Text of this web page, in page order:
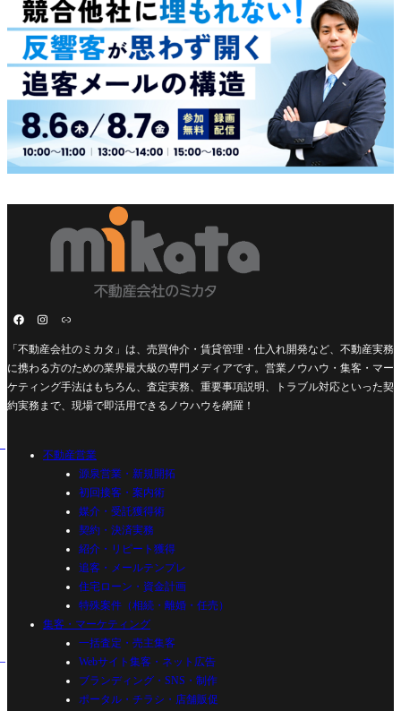
「不動産会社のミカタ」は、売買仲介・賃貸管理・仕入れ開発など、不動産実務
に携わる方のための業界最大級の専門メディアです。営業ノウハウ・集客・マー
ケティング手法はもちろん、査定実務、重要事項説明、トラブル対応といった契
約実務まで、現場で即活用できるノウハウを網羅！
不動産営業
源泉営業・新規開拓
初回接客・案内術
媒介・受託獲得術
契約・決済実務
紹介・リピート獲得
追客・メールテンプレ
住宅ローン・資金計画
特殊案件（相続・離婚・任売）
集客・マーケティング
一括査定・売主集客
Webサイト集客・ネット広告
ブランディング・SNS・制作
ポータル・チラシ・店舗販促